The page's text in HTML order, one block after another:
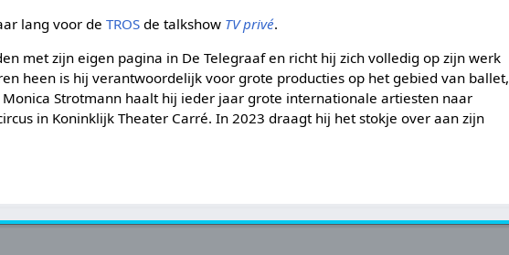
lang voor deTROS de talkshow TV privé.
met zijn eigen pagina in De Telegraaf en richt hij zich volledig op zijn werk
heen is hij verantwoordelijk voor grote producties op het gebied van ballet,
Strotmann haalt hij ieder jaar grote internationale artiesten naar
in Koninklijk Theater Carré. In 2023 draagt hij het stokje over aan zijn